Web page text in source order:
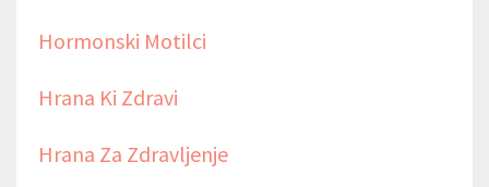
Hormonski Motilci
Hrana Ki Zdravi
Hrana Za Zdravljenje